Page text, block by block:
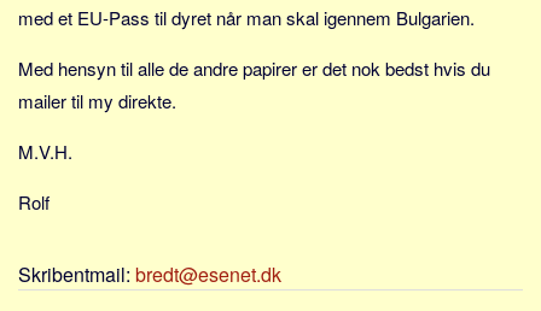
Sverige
Grækenland
USA
Nøgleord
med et EU-Pass til dyret når man skal igennem Bulgarien.
Med hensyn til alle de andre papirer er det nok bedst hvis du
mailer til my direkte.
M.V.H.
Rolf
Skribentmail: bredt@esenet.dk